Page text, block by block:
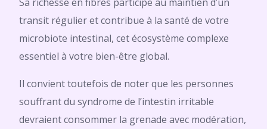
transit régulier et contribue à la santé de votre
microbiote intestinal, cet écosystème complexe
essentiel à votre bien-être global.
Il convient toutefois de noter que les personnes
souffrant du syndrome de l’intestin irritable
devraient consommer la grenade avec modération,